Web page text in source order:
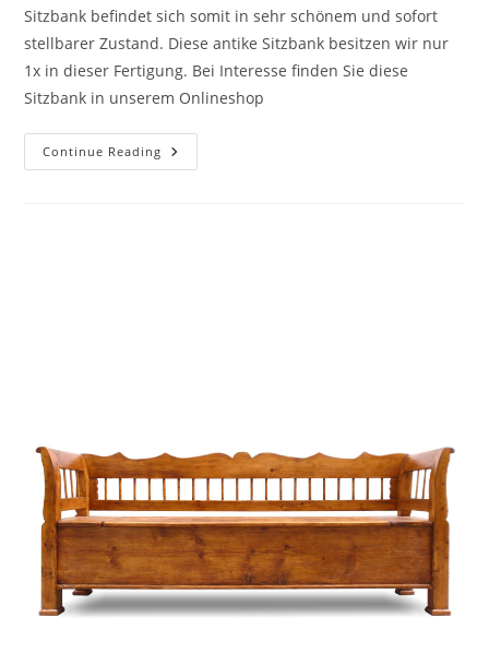
Sitzbank befindet sich somit in sehr schönem und sofort
stellbarer Zustand. Diese antike Sitzbank besitzen wir nur
1x in dieser Fertigung. Bei Interesse finden Sie diese
Sitzbank in unserem Onlineshop
Continue Reading